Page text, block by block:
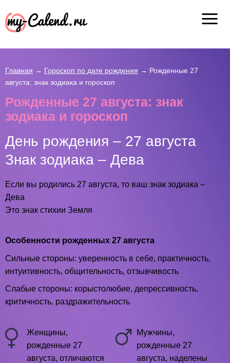
Главная → Гороскоп по дате рождения → Рожденные 27
августа: знак зодиака и гороскоп
Рожденные 27 августа: знак
зодиака и гороскоп
День рождения – 27 августа
Знак зодиака – Дева
Если вы родились 27 августа, то ваш знак зодиака –
Дева
Это знак стихии Земля
Особенности рожденных 27 августа
Сильные стороны: уверенность в себе, практичность,
интуитивность, общительность, отзывчивость
Слабые стороны: корыстолюбие, депрессивность,
критичность, раздражительность
Женщины,
рожденные 27
августа, отличаются
Мужчины,
рожденные 27
августа, наделены